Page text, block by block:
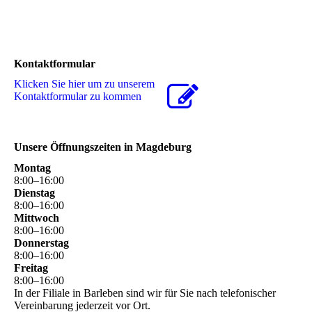
Kontaktformular
Klicken Sie hier um zu unserem
Kon­takt­for­mu­lar zu kommen
Unsere Öffnungszeiten in Magdeburg
Montag
8:00–16:00
Dienstag
8:00–16:00
Mittwoch
8:00–16:00
Donnerstag
8:00–16:00
Freitag
8:00–16:00
In der Filiale in Barleben sind wir für Sie nach telefonischer
Vereinbarung jederzeit vor Ort.